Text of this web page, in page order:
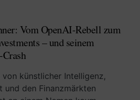
Vom OpenAI-Rebell zum
– und seinem
künstlicher Intelligenz,
den Finanzmärkten